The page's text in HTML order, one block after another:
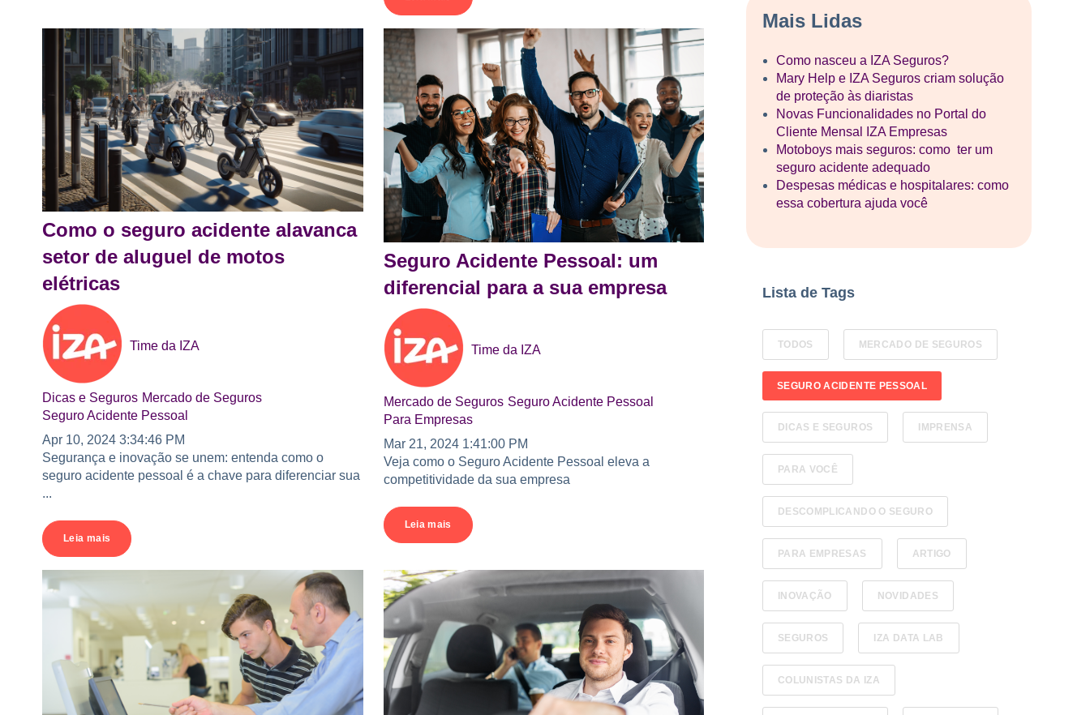
Como o seguro acidente alavanca
setor de aluguel de motos
elétricas
Time da IZA
Dicas e Seguros Mercado de Seguros
Seguro Acidente Pessoal
Apr 10, 2024 3:34:46 PM
Segurança e inovação se unem: entenda como o
seguro acidente pessoal é a chave para diferenciar sua
...
Leia mais
Seguro Acidente Pessoal: um
diferencial para a sua empresa
Time da IZA
Mercado de Seguros Seguro Acidente Pessoal
Para Empresas
Mar 21, 2024 1:41:00 PM
Veja como o Seguro Acidente Pessoal eleva a
competitividade da sua empresa
Leia mais
Mais Lidas
Como nasceu a IZA Seguros?
Mary Help e IZA Seguros criam solução
de proteção às diaristas
Novas Funcionalidades no Portal do
Cliente Mensal IZA Empresas
Motoboys mais seguros: como ter um
seguro acidente adequado
Despesas médicas e hospitalares: como
essa cobertura ajuda você
Lista de Tags
TODOS MERCADO DE SEGUROS
SEGURO ACIDENTE PESSOAL
DICAS E SEGUROS IMPRENSA
PARA VOCÊ
DESCOMPLICANDO O SEGURO
PARA EMPRESAS ARTIGO
INOVAÇÃO NOVIDADES
SEGUROS IZA DATA LAB
COLUNISTAS DA IZA